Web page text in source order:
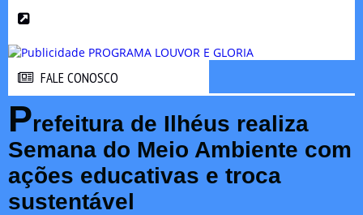
FALE CONOSCO
Prefeitura de Ilhéus realiza
Semana do Meio Ambiente com
ações educativas e troca
sustentável